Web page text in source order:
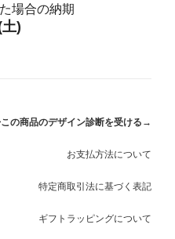
場合の納期
)
の商品のデザイン診断を受ける→
お支払方法について
特定商取引法に基づく表記
ギフトラッピングについて